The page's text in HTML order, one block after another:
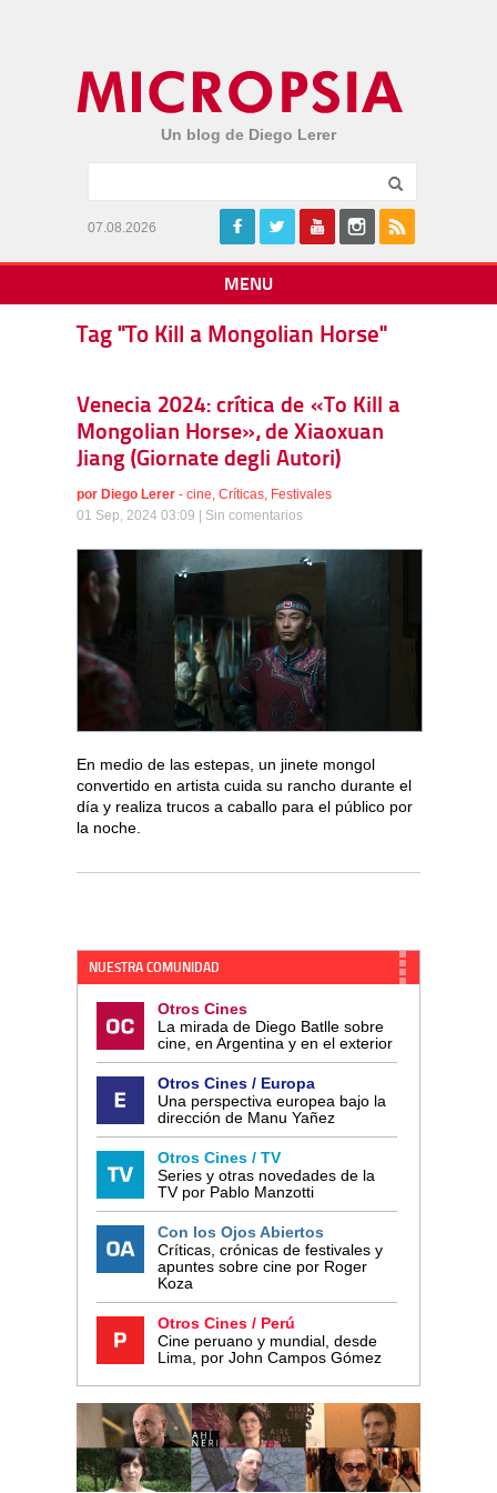
Un blog de Diego Lerer
07.08.2026
MENU
Tag "To Kill a Mongolian Horse"
Venecia 2024: crítica de «To Kill a
Mongolian Horse», de Xiaoxuan
Jiang (Giornate degli Autori)
por Diego Lerer - cine, Críticas, Festivales
01 Sep, 2024 03:09 | Sin comentarios
En medio de las estepas, un jinete mongol
convertido en artista cuida su rancho durante el
día y realiza trucos a caballo para el público por
la noche.
NUESTRA COMUNIDAD
Otros Cines
La mirada de Diego Batlle sobre
cine, en Argentina y en el exterior
Otros Cines / Europa
Una perspectiva europea bajo la
dirección de Manu Yañez
Otros Cines / TV
Series y otras novedades de la
TV por Pablo Manzotti
Con los Ojos Abiertos
Críticas, crónicas de festivales y
apuntes sobre cine por Roger
Koza
Otros Cines / Perú
Cine peruano y mundial, desde
Lima, por John Campos Gómez